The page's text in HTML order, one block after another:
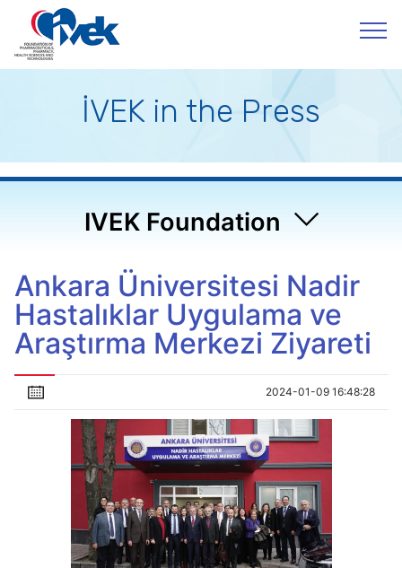
İVEK in the Press
IVEK Foundation
Ankara Üniversitesi Nadir
Hastalıklar Uygulama ve
Araştırma Merkezi Ziyareti
2024-01-09 16:48:28